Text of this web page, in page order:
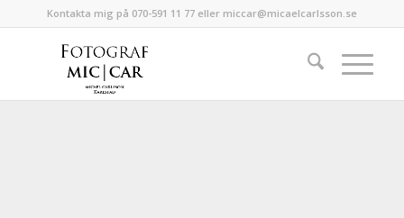
Kontakta mig på 070-591 11 77 eller miccar@micaelcarlsson.se